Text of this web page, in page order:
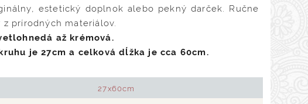
estetický doplnok alebo pekný darček. Ručne
z prírodných materiálov.
až krémová.
je 27cm a celková dĺžka je cca 60cm.
27x60cm